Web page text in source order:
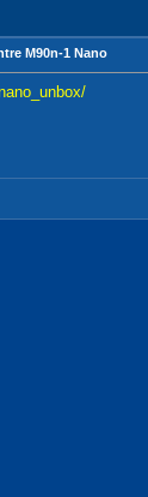
M90n-1 Nano